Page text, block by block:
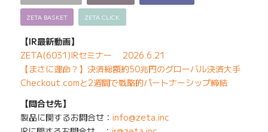
ZETA BASKET ZETA CLICK
【IR最新動画】
ZETA(6031)IRセミナー 2026.6.21
【まさに運命？】決済総額約50兆円のグローバル決済大手
Checkout.comと2週間で戦略的パートナーシップ締結
【問合せ先】
製品に関するお問合せ： info@zeta.inc